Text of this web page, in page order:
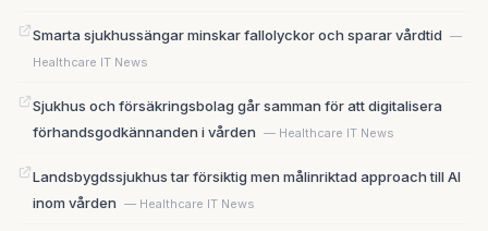
Smarta sjukhussängar minskar fallolyckor och sparar vårdtid —
Healthcare IT News
Sjukhus och försäkringsbolag går samman för att digitalisera
förhandsgodkännanden i vården — Healthcare IT News
Landsbygdssjukhus tar försiktig men målinriktad approach till AI
inom vården — Healthcare IT News